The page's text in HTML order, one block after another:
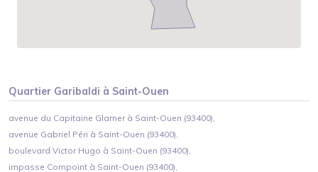
Quartier Garibaldi à Saint-Ouen
avenue du Capitaine Glarner à Saint-Ouen (93400),
avenue Gabriel Péri à Saint-Ouen (93400),
boulevard Victor Hugo à Saint-Ouen (93400),
impasse Compoint à Saint-Ouen (93400),